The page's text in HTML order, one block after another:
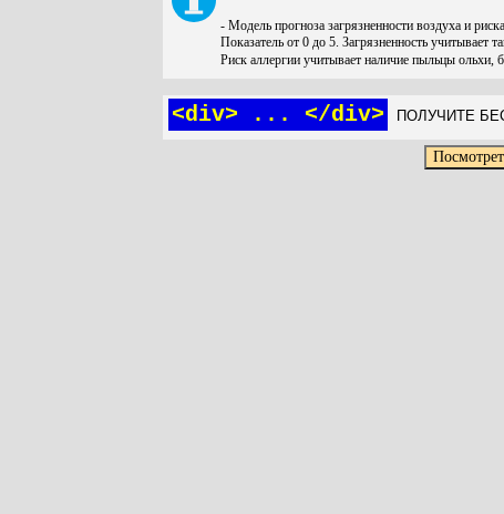
- Модель прогноза загрязненности воздуха и
Показатель от 0 до 5. Загрязненность учитывает
Риск аллергии учитывает наличие пыльцы ольхи,
<div> ... </div> ПОЛУЧИТЕ